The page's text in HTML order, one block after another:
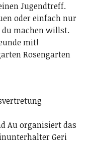
Jugendtreff.
oder einfach nur
du machen willst.
mit!
Rosengarten
Au organisiert das
Geri